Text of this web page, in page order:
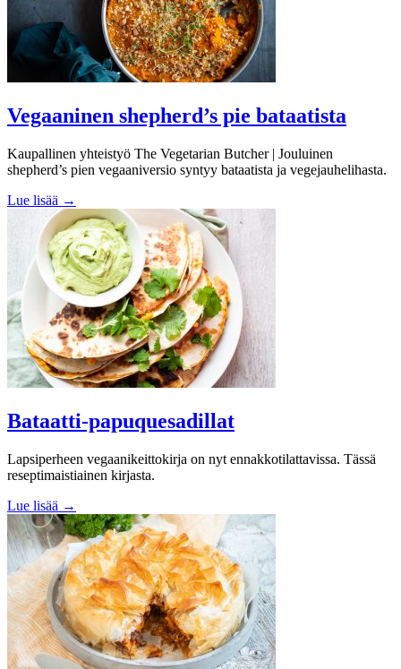
Vegaaninen shepherd’s pie bataatista
Kaupallinen yhteistyö The Vegetarian Butcher | Jouluinen
shepherd’s pien vegaaniversio syntyy bataatista ja vegejauhelihasta.
Lue lisää →
Bataatti-papuquesadillat
Lapsiperheen vegaanikeittokirja on nyt ennakkotilattavissa. Tässä
reseptimaistiainen kirjasta.
Lue lisää →